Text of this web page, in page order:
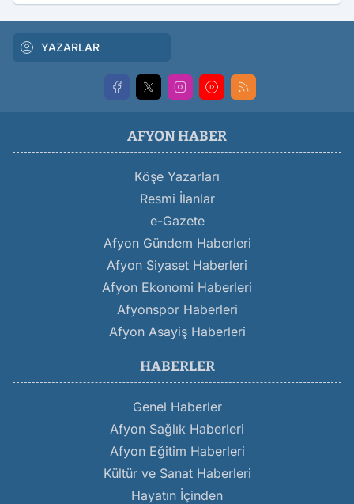
YAZARLAR
AFYON HABER
Köşe Yazarları
Resmi İlanlar
e-Gazete
Afyon Gündem Haberleri
Afyon Siyaset Haberleri
Afyon Ekonomi Haberleri
Afyonspor Haberleri
Afyon Asayiş Haberleri
HABERLER
Genel Haberler
Afyon Sağlık Haberleri
Afyon Eğitim Haberleri
Kültür ve Sanat Haberleri
Hayatın İçinden